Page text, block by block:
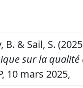
B. & Sail, S.
sur la qualité
10 mars 2025,